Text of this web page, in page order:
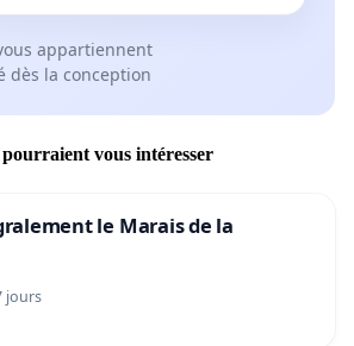
appartiennent
dès la conception
vous intéresser
le Marais de la
jours